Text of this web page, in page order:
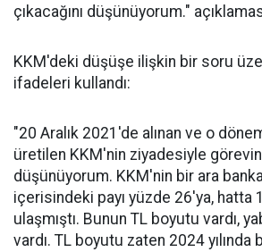
çıkacağını düşünüyorum."
KKM'deki düşüşe ilişkin bir soru
ifadeleri kullandı:
"20 Aralık 2021'de alınan ve o
üretilen KKM'nin ziyadesiyle
düşünüyorum. KKM'nin bir ara
içerisindeki payı yüzde 26'ya, hatta
ulaşmıştı. Bunun TL boyutu vardı,
vardı. TL boyutu zaten 2024